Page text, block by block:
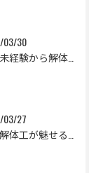
03/30
03/27